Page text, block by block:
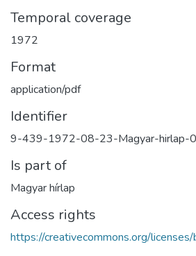
Temporal coverage
1972
Format
application/pdf
Identifier
9-439-1972-08-23-Magyar-hirlap-
Is part of
Magyar hírlap
Access rights
https://creativecommons.org/